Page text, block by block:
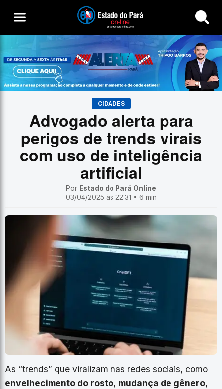
Buscar
CIDADES
Advogado alerta para
perigos de trends virais
com uso de inteligência
artificial
Por Estado do Pará Online
03/04/2025 às 22:31 • 6 min
As “trends” que viralizam nas redes sociais, como
envelhecimento do rosto, mudança de gênero,